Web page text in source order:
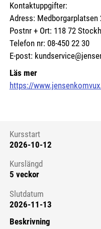
Kontaktuppgifter:
Adress: Medborgarplatsen
Postnr + Ort: 118 72
Telefon nr: 08-450 22 30
E-post:
Läs mer
https://
Kursstart 6083201
Kursstart
2026-10-12
Kurslängd
5 veckor
Slutdatum
2026-11-13
Beskrivning